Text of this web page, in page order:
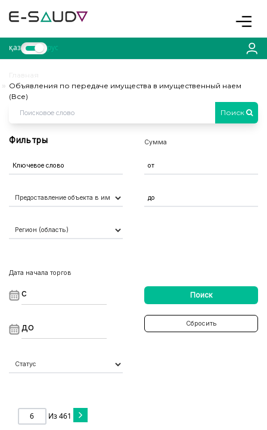
қаз рус
Главная
Объявления по передаче имущества в имущественный наем
(Все)
Поиск
Фильтры Сумма
Дата начала торгов
Поиск
Сбросить
Из461